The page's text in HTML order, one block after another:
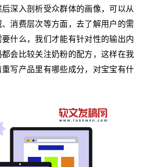
深入剖析受众群体的画像，可以从
消费层次等方面，去了解用户的需
什么，我们才能有针对性的输出内
会比较关注奶粉的配方，这样在我
写产品里有哪些成分，对宝宝有什